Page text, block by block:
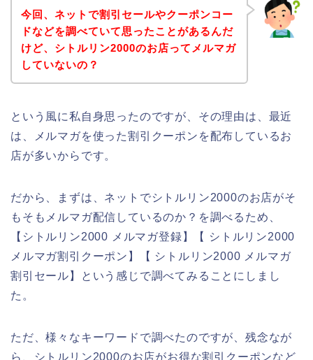
今回、ネットで割引セールやクーポンコー
ドなどを調べていて思ったことがあるんだ
けど、シトルリン2000のお店ってメルマガ
していないの？
という風に私自身思ったのですが、その理由は、最近
は、メルマガを使った割引クーポンを配布しているお
店が多いからです。
だから、まずは、ネットでシトルリン2000のお店がそ
もそもメルマガ配信しているのか？を調べるため、
【シトルリン2000 メルマガ登録】【 シトルリン2000
メルマガ割引クーポン】【 シトルリン2000 メルマガ
割引セール】という感じで調べてみることにしまし
た。
ただ、様々なキーワードで調べたのですが、残念なが
ら、シトルリン2000のお店がお得な割引クーポンなど